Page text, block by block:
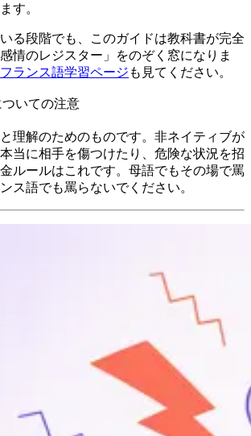
す。
る段階でも、このガイドは教科書が完全
情のレジスター」をのぞく窓になりま
フランス語学習ページ も見てください。
いての注意
理解のためのものです。非ネイティブが
当に相手を傷つけたり、危険な状況を招
ルールはこれです。母語でもその場で罵
ス語でも罵らないでください。